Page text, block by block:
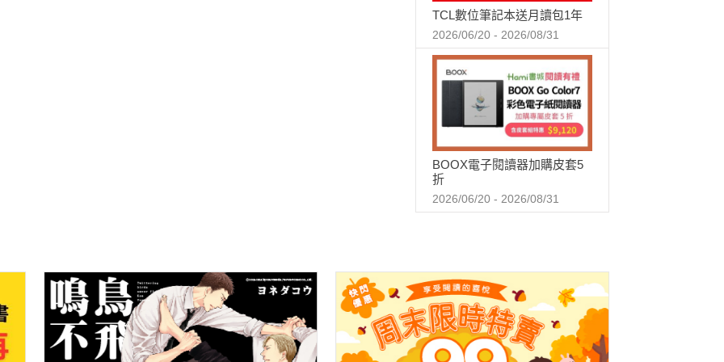
TCL數位筆記本送月讀包1年
2026/06/20 - 2026/08/31
BOOX電子閱讀器加購皮套5
折
2026/06/20 - 2026/08/31